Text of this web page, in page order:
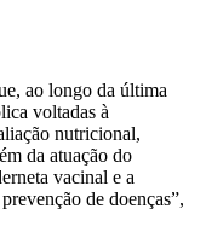
ao longo da última
voltadas à
nutricional,
da atuação do
vacinal e a
de doenças”,